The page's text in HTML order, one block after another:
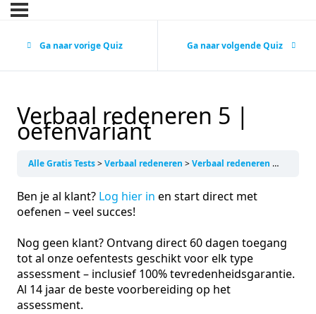
Ga naar vorige Quiz Ga naar volgende Quiz
Verbaal redeneren 5 |
oefenvariant
Alle Gratis Tests Verbaal redeneren Verbaal redeneren 5 | oefenvariant
Ben je al klant? Log hier in en start direct met
oefenen – veel succes!
Nog geen klant? Ontvang direct 60 dagen toegang
tot al onze oefentests geschikt voor elk type
assessment – inclusief 100% tevredenheidsgarantie.
Al 14 jaar de beste voorbereiding op het
assessment.